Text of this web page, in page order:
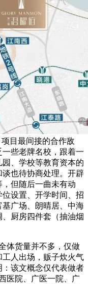
目最间接的合作敌
些老牌名校，跟着一
、学校等教育资本的
也待协商处理。开辟
但随后一曲未有动
设置、开学时间、招
广场、朗晴居、中海
厨房四件套（抽油烟
货量并不多，仅做
人出场，贩子炊火气
该文概念仅代表做者
医院、广医一院、广